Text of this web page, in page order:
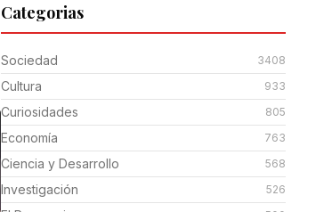
Categorias
Sociedad 3408
Cultura 933
Curiosidades 805
Economía 763
Ciencia y Desarrollo 568
Investigación 526